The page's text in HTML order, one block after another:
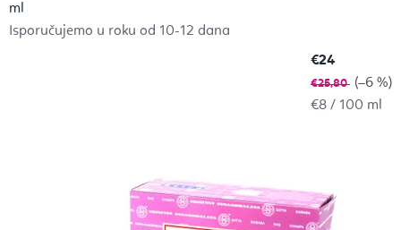
ml
Isporučujemo u roku od 10-12 dana
€24
€25,80
(–6 %)
Izračunaj
€8 / 100 ml